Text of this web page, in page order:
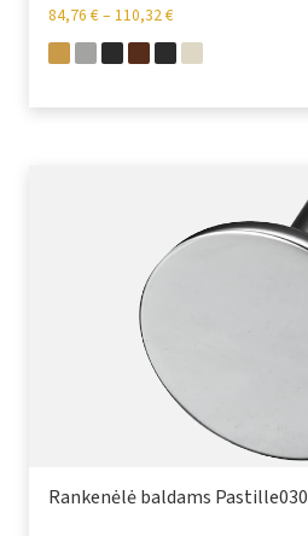
84,76 €– 110,32€
Rankenėlė baldams Pastille030